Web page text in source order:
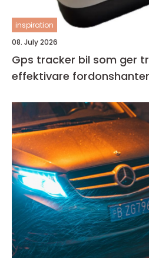
inspiration
08. July 2026
Gps tracker bil som ger
effektivare